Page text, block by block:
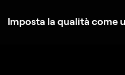
Imposta la qualità come